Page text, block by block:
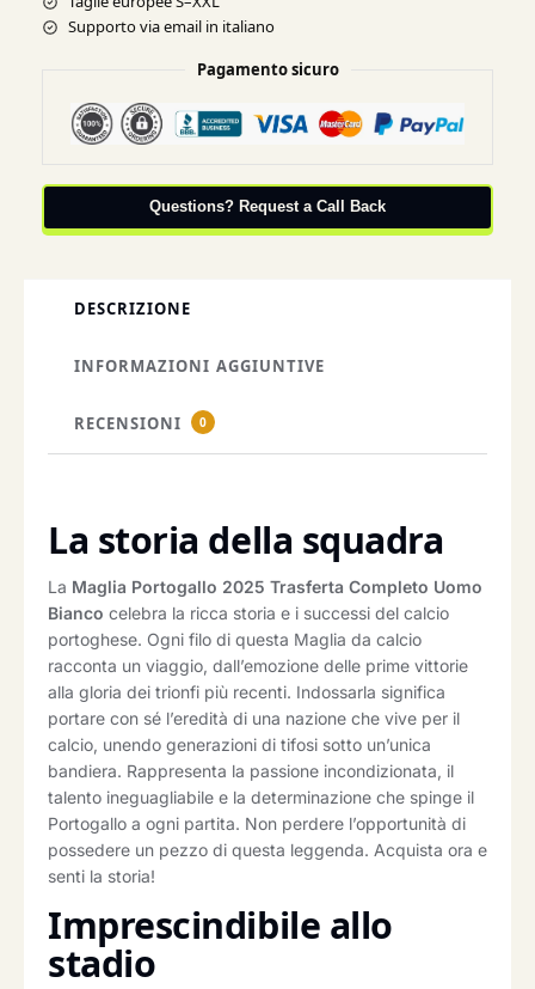
Supporto via email in italiano
Pagamento sicuro
Questions? Request a Call Back
DESCRIZIONE
INFORMAZIONI AGGIUNTIVE
RECENSIONI 0
La storia della squadra
La Maglia Portogallo 2025 Trasferta Completo Uomo
Bianco celebra la ricca storia e i successi del calcio
portoghese. Ogni filo di questa Maglia da calcio
racconta un viaggio, dall’emozione delle prime vittorie
alla gloria dei trionfi più recenti. Indossarla significa
portare con sé l’eredità di una nazione che vive per il
calcio, unendo generazioni di tifosi sotto un’unica
bandiera. Rappresenta la passione incondizionata, il
talento ineguagliabile e la determinazione che spinge il
Portogallo a ogni partita. Non perdere l’opportunità di
possedere un pezzo di questa leggenda. Acquista ora e
senti la storia!
Imprescindibile allo
stadio